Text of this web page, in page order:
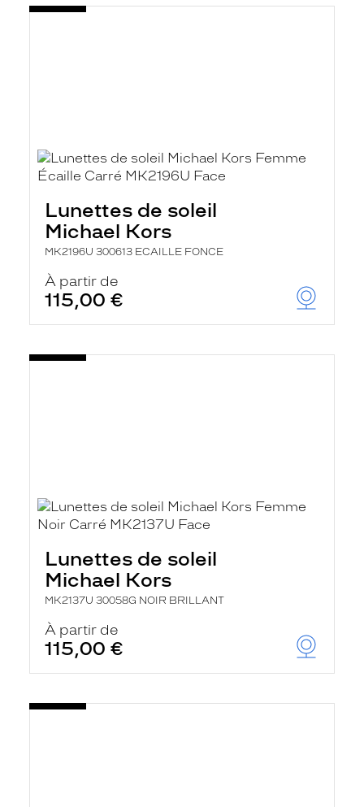
Lunettes de soleil
Michael Kors
MK2196U 300613 ECAILLE FONCE
À partir de
115,00 €
Lunettes de soleil
Michael Kors
MK2137U 30058G NOIR BRILLANT
À partir de
115,00 €